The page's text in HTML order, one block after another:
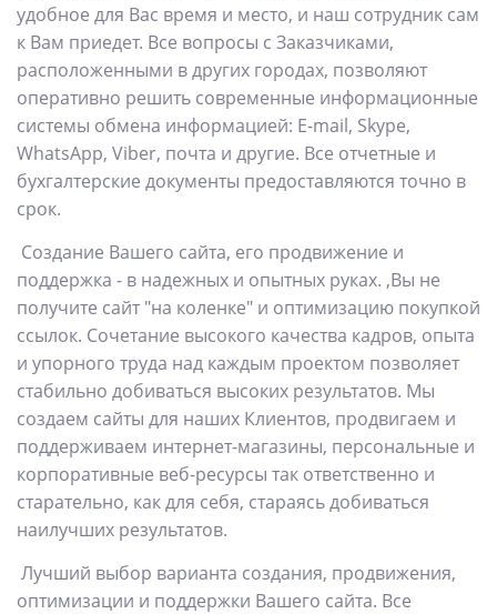
удобное для Вас время и место, и наш сотрудник сам
к Вам приедет. Все вопросы с Заказчиками,
расположенными в других городах, позволяют
оперативно решить современные информационные
системы обмена информацией: E-mail, Skype,
WhatsApp, Viber, почта и другие. Все отчетные и
бухгалтерские документы предоставляются точно в
срок.
Создание Вашего сайта, его продвижение и
поддержка - в надежных и опытных руках. ,Вы не
получите сайт "на коленке" и оптимизацию покупкой
ссылок. Сочетание высокого качества кадров, опыта
и упорного труда над каждым проектом позволяет
стабильно добиваться высоких результатов. Мы
создаем сайты для наших Клиентов, продвигаем и
поддерживаем интернет-магазины, персональные и
корпоративные веб-ресурсы так ответственно и
старательно, как для себя, стараясь добиваться
наилучших результатов.
Лучший выбор варианта создания, продвижения,
оптимизации и поддержки Вашего сайта. Все